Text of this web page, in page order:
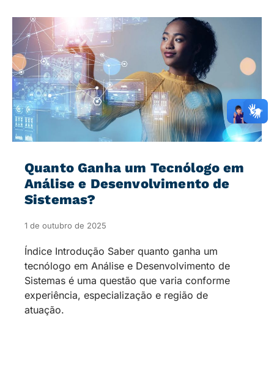
Quanto Ganha um Tecnólogo em
Análise e Desenvolvimento de
Sistemas​?
1 de outubro de 2025
Índice Introdução Saber quanto ganha um
tecnólogo em Análise e Desenvolvimento de
Sistemas é uma questão que varia conforme
experiência, especialização e região de
atuação.